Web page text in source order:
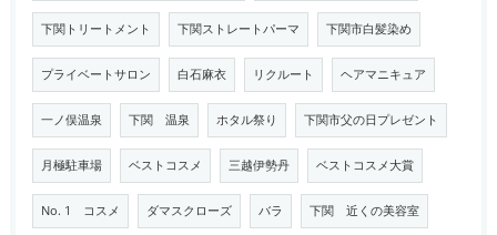
下関トリートメント 下関ストレートパーマ 下関市白髪染め
プライベートサロン 白石麻衣 リクルート ヘアマニキュア
一ノ俣温泉 下関 温泉 ホタル祭り 下関市父の日プレゼント
月極駐車場 ベストコスメ 三越伊勢丹 ベストコスメ大賞
No. 1 コスメ ダマスクローズ バラ 下関 近くの美容室